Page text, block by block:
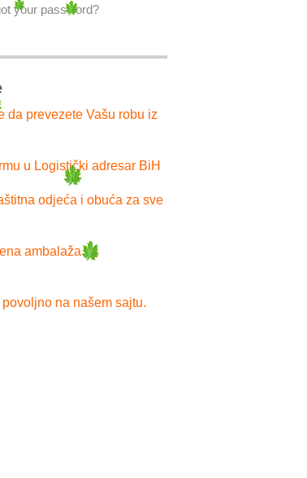
your password?
da prevezete Vašu robu iz
u Logistički adresar BiH
odjeća i obuća za sve
ambalaža sa
na našem sajtu.